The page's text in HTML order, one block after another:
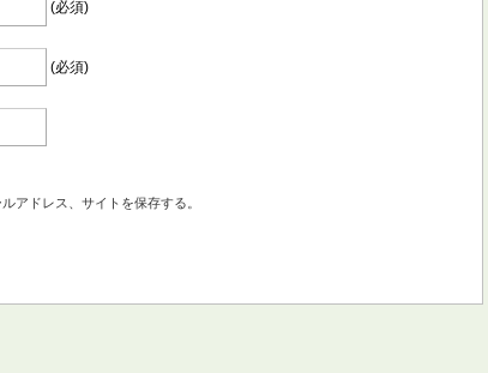
(必須)
(必須)
アドレス、サイトを保存する。